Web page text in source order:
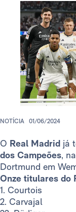
NOTÍCIA 01/06/2024
O Real Madrid já
dos Campeões,
Dortmund em
Onze titulares do
1. Courtois
2. Carvajal